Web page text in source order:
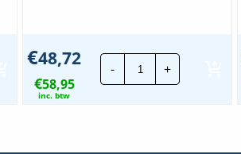
€48,72
€58,95
inc. btw
-
ION
Industries
Nood
+